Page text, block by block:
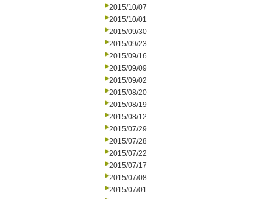
2015/10/07
2015/10/01
2015/09/30
2015/09/23
2015/09/16
2015/09/09
2015/09/02
2015/08/20
2015/08/19
2015/08/12
2015/07/29
2015/07/28
2015/07/22
2015/07/17
2015/07/08
2015/07/01